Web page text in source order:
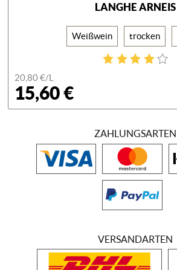
LANGHE ARNEIS
Weißwein trocken
20,80 €/L
15,60 €
ZAHLUNGSARTEN
VERSANDARTEN